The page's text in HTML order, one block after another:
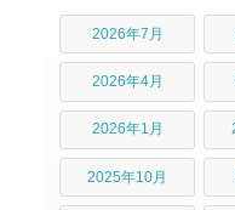
2026年7月
2026年4月
2026年1月
2025年10月